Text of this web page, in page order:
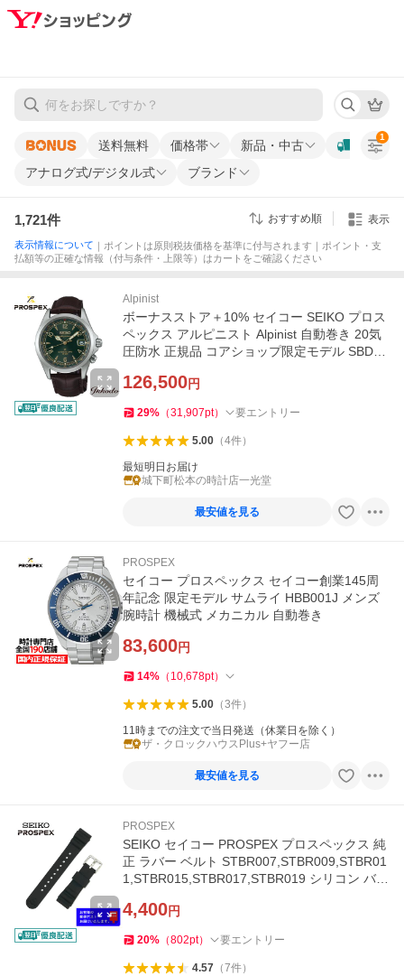
送料無料 価格帯
新品・中古
アナログ式/デジタル式
ブランド
1
1,721件 おすすめ順 表示
表示情報について ｜ポイントは原則税抜価格を基準に付与されます｜ポイント・支
払額等の正確な情報（付与条件・上限等）はカートをご確認ください
Alpinist
ボーナスストア＋10% セイコー SEIKO プロス
ペックス アルピニスト Alpinist 自動巻き 20気
圧防水 正規品 コアショップ限定モデル SBDC2
126,500円
29% （31,907pt） 要エントリー
5.00（4件）
最短明日お届け
城下町松本の時計店一光堂
最安値を見る
PROSPEX
セイコー プロスペックス セイコー創業145周
年記念 限定モデル サムライ HBB001J メンズ
腕時計 機械式 メカニカル 自動巻き
83,600円
14% （ 10,678pt）
5.00（3件）
11時までの注文で当日発送（休業日を除く）
ザ・クロックハウスPlus+ヤフー店
最安値を見る
PROSPEX
SEIKO セイコー PROSPEX プロスペックス 純
正 ラバー ベルト STBR007,STBR009,STBR01
1,STBR015,STBR017,STBR019 シリコン バン
4,400円
20% （802pt） 要エントリー
4.57（7件）